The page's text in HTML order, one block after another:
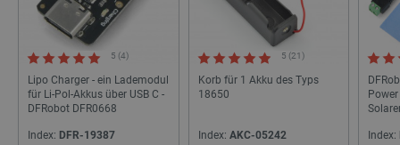
5 (4)
Lipo Charger - ein Lademodul
für Li-Pol-Akkus über USB C -
DFRobot DFR0668
Index: DFR-19387
5 (21)
Korb für 1 Akku des Typs
18650
Index: AKC-05242
Blei-
Index:
CookieScriptConsent
CookieScript